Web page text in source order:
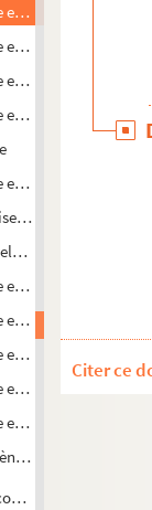
scène. 7
scène. 8
scène. 9
scène. 10
scène. 11. Mise en
en scène. 12
Liste de
scène. 13
scène. 14
scène. 15
scène. 16. Mise en
scène. 17
18
en 3 actes. 1925
Citer ce